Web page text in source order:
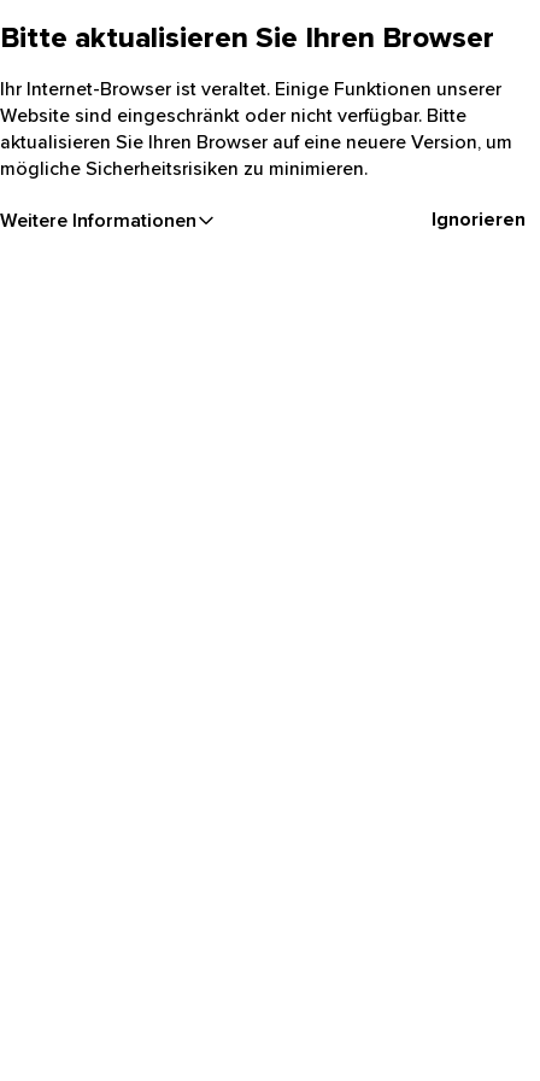
Bitte aktualisieren Sie Ihren Browser
Ihr Internet-Browser ist veraltet. Einige Funktionen unserer
Website sind eingeschränkt oder nicht verfügbar. Bitte
aktualisieren Sie Ihren Browser auf eine neuere Version, um
mögliche Sicherheitsrisiken zu minimieren.
Weitere Informationen Ignorieren